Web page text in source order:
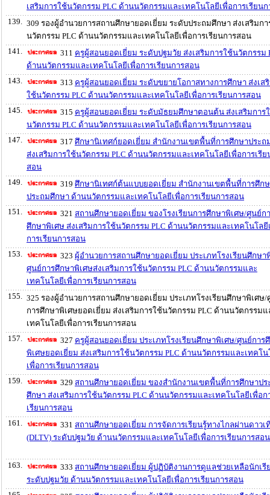
เสริมการใช้นวัตกรรม PLC ด้านนวัตกรรมและเทคโนโลยีเพื่อการเรียน
139.
309 รองผู้อำนวยการสถานศึกษายอดเยี่ยม ระดับประถมศึกษา ส่งเสริมกา
นวัตกรรม PLC ด้านนวัตกรรมและเทคโนโลยีเพื่อการเรียนการสอน
141.
311 ครูผู้สอนยอดเยี่ยม ระดับปฐมวัย ส่งเสริมการใช้นวัตกรรม
ด้านนวัตกรรมและเทคโนโลยีเพื่อการเรียนการสอน
143.
313 ครูผู้สอนยอดเยี่ยม ระดับขยายโอกาสทางการศึกษา ส่งเส
ใช้นวัตกรรม PLC ด้านนวัตกรรมและเทคโนโลยีเพื่อการเรียนการสอน
145.
315 ครูผู้สอนยอดเยี่ยม ระดับมัธยมศึกษาตอนต้น ส่งเสริมการ
นวัตกรรม PLC ด้านนวัตกรรมและเทคโนโลยีเพื่อการเรียนการสอน
147.
317 ศึกษานิเทศก์ยอดเยี่ยม สำนักงานเขตพื้นที่การศึกษาประถ
ส่งเสริมการใช้นวัตกรรม PLC ด้านนวัตกรรมและเทคโนโลยีเพื่อการเรีย
สอน
149.
319 ศึกษานิเทศก์ต้นแบบยอดเยี่ยม สำนักงานเขตพื้นที่การศึก
ประถมศึกษา ด้านนวัตกรรมและเทคโนโลยีเพื่อการเรียนการสอน
151.
321 สถานศึกษายอดเยี่ยม ของโรงเรียนการศึกษาพิเศษ/ศูนย์ก
ศึกษาพิเศษ ส่งเสริมการใช้นวัตกรรม PLC ด้านนวัตกรรมและเทคโนโลยี
การเรียนการสอน
153.
323 ผู้อำนวยการสถานศึกษายอดเยี่ยม ประเภทโรงเรียนศึกษา
ศูนย์การศึกษาพิเศษส่งเสริมการใช้นวัตกรรม PLC ด้านนวัตกรรมและ
เทคโนโลยีเพื่อการเรียนการสอน
155.
325 รองผู้อำนวยการสถานศึกษายอดเยี่ยม ประเภทโรงเรียนศึกษาพิเศษ/
การศึกษาพิเศษยอดเยี่ยม ส่งเสริมการใช้นวัตกรรม PLC ด้านนวัตกรรมแ
เทคโนโลยีเพื่อการเรียนการสอน
157.
327 ครูผู้สอนยอดเยี่ยม ประเภทโรงเรียนศึกษาพิเศษ/ศูนย์การ
พิเศษยอดเยี่ยม ส่งเสริมการใช้นวัตกรรม PLC ด้านนวัตกรรมและเทคโน
เพื่อการเรียนการสอน
159.
329 สถานศึกษายอดเยี่ยม ของสำนักงานเขตพื้นที่การศึกษาปร
ศึกษา ส่งเสริมการใช้นวัตกรรม PLC ด้านนวัตกรรมและเทคโนโลยีเพื่อก
เรียนการสอน
161.
331 สถานศึกษายอดเยี่ยม การจัดการเรียนรู้ทางไกลผ่านดาวเ
(DLTV) ระดับปฐมวัย ด้านนวัตกรรมและเทคโนโลยีเพื่อการเรียนการสอน
163. 333 สถานศึกษายอดเยี่ยม ผู้ปฏิบัติงานการดูแลช่วยเหลือนักเรี
ระดับปฐมวัย ด้านนวัตกรรมและเทคโนโลยีเพื่อการเรียนการสอน